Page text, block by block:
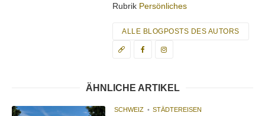
Rubrik Persönliches
ALLE BLOGPOSTS DES AUTORS
ÄHNLICHE ARTIKEL
SCHWEIZ STÄDTEREISEN